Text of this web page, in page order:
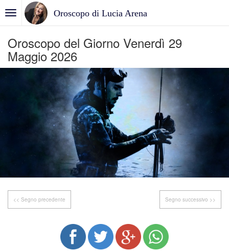
Oroscopo di Lucia Arena
Oroscopo del Giorno Venerdì 29
Maggio 2026
<< Segno precedente Segno successivo >>